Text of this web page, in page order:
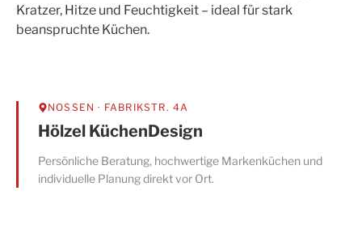
Kratzer, Hitze und Feuchtigkeit – ideal für stark
beanspruchte Küchen.
NOSSEN · FABRIKSTR. 4A
Hölzel KüchenDesign
Persönliche Beratung, hochwertige Markenküchen und
individuelle Planung direkt vor Ort.